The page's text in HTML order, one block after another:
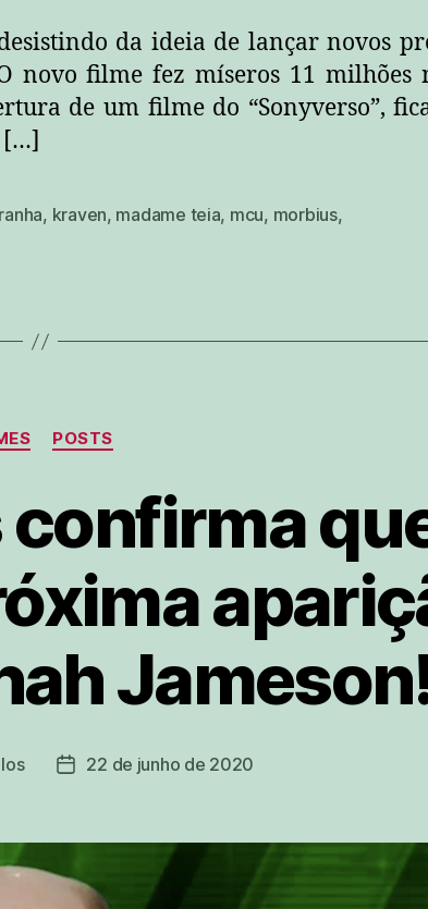
da ideia de lançar novos
novo filme fez míseros 11 milhões
de um filme do “Sonyverso”,
[…]
, kraven, madame teia, mcu, morbius,
Categorias
POSTS
confirma
Data22 de junho de 2020